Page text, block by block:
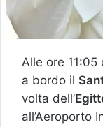
Alle ore 11:05
a bordo il
volta dell’
all’Aeroporto